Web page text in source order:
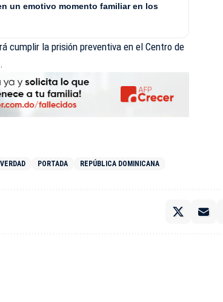
un emotivo momento familiar en los
cumplir la prisión preventiva en el Centro de
PORTADA REPÚBLICA DOMINICANA